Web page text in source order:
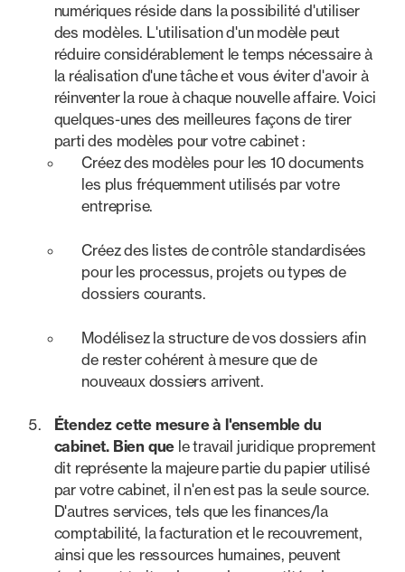
numériques réside dans la possibilité d'utiliser
des modèles. L'utilisation d'un modèle peut
réduire considérablement le temps nécessaire à
la réalisation d'une tâche et vous éviter d'avoir à
réinventer la roue à chaque nouvelle affaire. Voici
quelques-unes des meilleures façons de tirer
parti des modèles pour votre cabinet :
Créez des modèles pour les 10 documents
les plus fréquemment utilisés par votre
entreprise.
Créez des listes de contrôle standardisées
pour les processus, projets ou types de
dossiers courants.
Modélisez la structure de vos dossiers afin
de rester cohérent à mesure que de
nouveaux dossiers arrivent.
Étendez cette mesure à l'ensemble du
cabinet. Bien que le travail juridique proprement
dit représente la majeure partie du papier utilisé
par votre cabinet, il n'en est pas la seule source.
D'autres services, tels que les finances/la
comptabilité, la facturation et le recouvrement,
ainsi que les ressources humaines, peuvent